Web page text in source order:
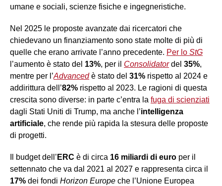
umane e sociali, scienze fisiche e ingegneristiche.
Nel 2025 le proposte avanzate dai ricercatori che
chiedevano un finanziamento sono state molte di più di
quelle che erano arrivate l’anno precedente. Per lo StG
l’aumento è stato del 13%, per il Consolidator del 35%,
mentre per l’Advancedè stato del 31% rispetto al 2024 e
addirittura dell’82% rispetto al 2023. Le ragioni di questa
crescita sono diverse: in parte c’entra la fuga di scienziati
dagli Stati Uniti di Trump, ma anche l’intelligenza
artificiale, che rende più rapida la stesura delle proposte
di progetti.
Il budget dell’ ERC è di circa 16 miliardi di euro per il
settennato che va dal 2021 al 2027 e rappresenta circa il
17% dei fondi Horizon Europe che l’Unione Europea